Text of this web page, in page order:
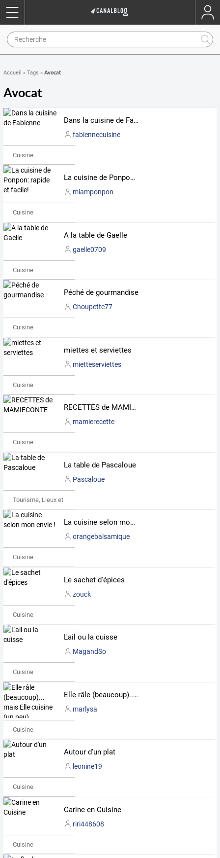
Accueil » Tags » Avocat
Avocat
Dans la cuisine de Fabienne
fabiennecuisine
Cuisine
La cuisine de Ponpon: rapide et facile!
miamponpon
Cuisine
A la table de Gaelle
gaelle0709
Cuisine
Péché de gourmandise
Choupette77
Cuisine
miettes et serviettes
mietteserviettes
Cuisine
RECETTES de MAMIECONTE
mamierecette
Cuisine
La table de Pascaloue
Pascaloue
Tourisme, Lieux et Événements
La cuisine selon mon envie !
orangebalsamique
Cuisine
Le sachet d'épices
zouck
Cuisine
L'ail ou la cuisse
MagandSo
Cuisine
Elle râle (beaucoup)... mais Elle cuisine (un peu)
marlysa
Cuisine
Autour d'un plat
leonine19
Cuisine
Carine en Cuisine
riri448608
Cuisine